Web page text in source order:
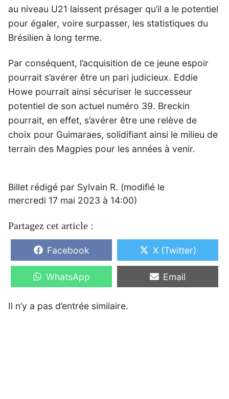
au niveau U21 laissent présager qu’il a le potentiel
pour égaler, voire surpasser, les statistiques du
Brésilien à long terme.
Par conséquent, l’acquisition de ce jeune espoir
pourrait s’avérer être un pari judicieux. Eddie
Howe pourrait ainsi sécuriser le successeur
potentiel de son actuel numéro 39. Breckin
pourrait, en effet, s’avérer être une relève de
choix pour Guimaraes, solidifiant ainsi le milieu de
terrain des Magpies pour les années à venir.
Billet rédigé par Sylvain R. (modifié le
mercredi 17 mai 2023 à 14:00)
Partagez cet article :
Share
on
Facebook
Share
on
X (Twitter)
Share
on
WhatsApp
Share
on
Email
Il n’y a pas d’entrée similaire.